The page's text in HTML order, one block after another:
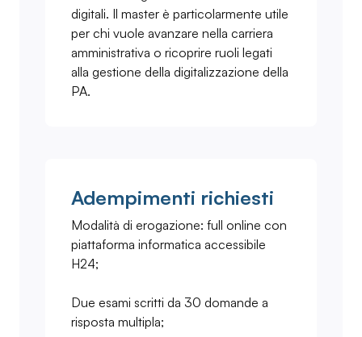
digitali. Il master è particolarmente utile
per chi vuole avanzare nella carriera
amministrativa o ricoprire ruoli legati
alla gestione della digitalizzazione della
PA.
Adempimenti richiesti
Modalità di erogazione: full online con
piattaforma informatica accessibile
H24;
Due esami scritti da 30 domande a
risposta multipla;